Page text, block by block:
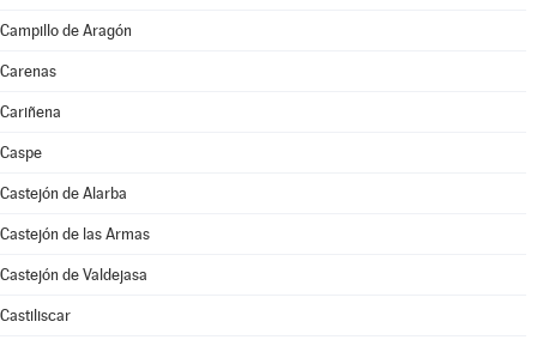
Campillo de Aragón
Carenas
Cariñena
Caspe
Castejón de Alarba
Castejón de las Armas
Castejón de Valdejasa
Castiliscar